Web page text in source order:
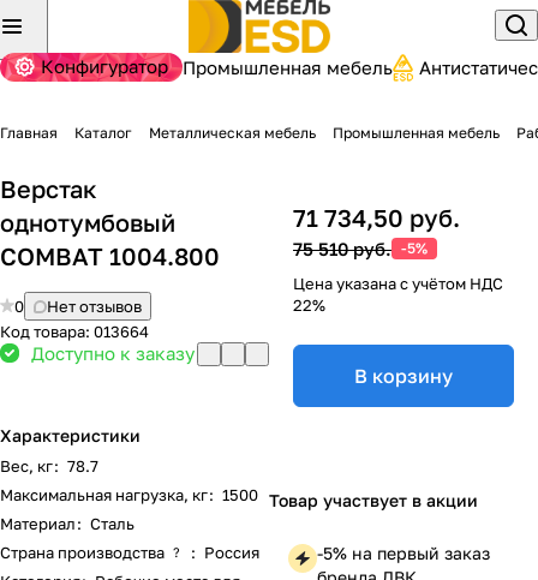
Конфигуратор Промышленная мебель
Главная Каталог Металлическая мебель Промышленная мебель
Верстак
однотумбовый
COMBAT 1004.800
0
Нет отзывов
Код товара: 013664
Доступно к заказу
Характеристики
Вес, кг: 78.7
Максимальная нагрузка, кг: 1500
Материал: Сталь
Страна производства ? : Россия
71 734,50 руб.
75 510 руб. -5%
Цена указана с учётом НДС
22%
В корзину
Товар участвует в акции
-5% на первый заказ